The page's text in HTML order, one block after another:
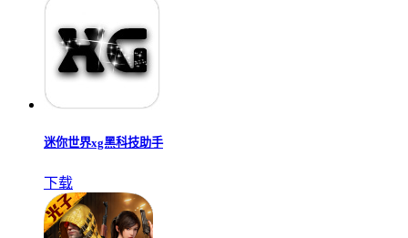
迷你世界xg黑科技助手
下载